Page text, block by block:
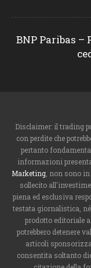
BNP Paribas –
Disclaimer: il trading
con perdite che
pertanto
informazioni
Marketing , non sono
sollecito
piena ed esclusiva
testata giornalistica,
prodotto editoriale
potrebbero detenere
articoli
consentita soltanto